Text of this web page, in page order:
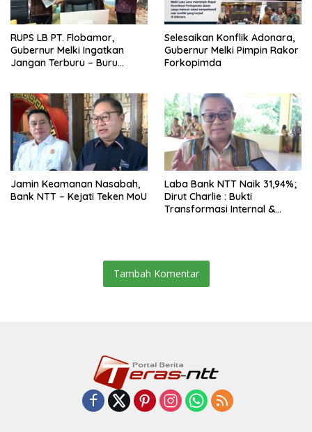
RUPS LB PT. Flobamor,
Gubernur Melki Ingatkan
Jangan Terburu – Buru
Selesaikan Konflik Adonara,
Gubernur Melki Pimpin Rakor
Forkopimda
Jamin Keamanan Nasabah,
Bank NTT – Kejati Teken MoU
Laba Bank NTT Naik 31,94%;
Dirut Charlie : Bukti
Transformasi Internal &
Tambah Komentar